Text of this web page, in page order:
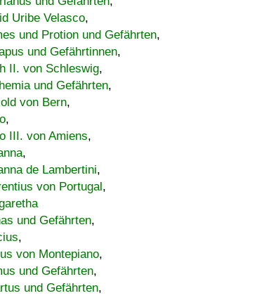
Uribe Velasco,
und Protion und Gefährten,
und Gefährtinnen,
II. von Schleswig,
und Gefährten,
von Bern,
,
III. von Amiens,
,
de Lambertini,
von Portugal,
und Gefährten,
,
von Montepiano,
und Gefährten,
und Gefährten,